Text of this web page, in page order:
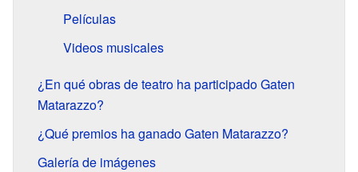
Películas
Videos musicales
¿En qué obras de teatro ha participado Gaten
Matarazzo?
¿Qué premios ha ganado Gaten Matarazzo?
Galería de imágenes